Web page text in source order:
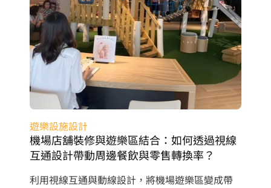
遊樂設施設計
機場店舖裝修與遊樂區結合：如何透過視線
互通設計帶動周邊餐飲與零售轉換率？
利用視線互通與動線設計，將機場遊樂區變成帶